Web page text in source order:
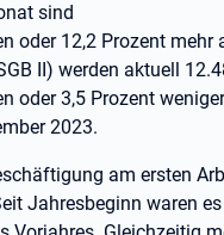
sind
oder 12,2 Prozent
II) werden aktuell
oder 3,5 Prozent
2023.
am ersten
Jahresbeginn waren